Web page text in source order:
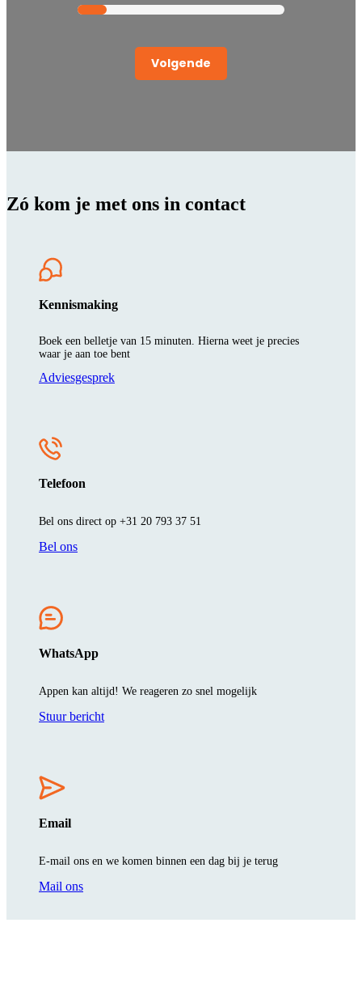
Volgende
Zó kom je met ons in contact
Kennismaking
Boek een belletje van 15 minuten. Hierna weet je precies
waar je aan toe bent
Adviesgesprek
Telefoon
Bel ons direct op +31 20 793 37 51
Bel ons
WhatsApp
Appen kan altijd! We reageren zo snel mogelijk
Stuur bericht
Email
E-mail ons en we komen binnen een dag bij je terug
Mail ons